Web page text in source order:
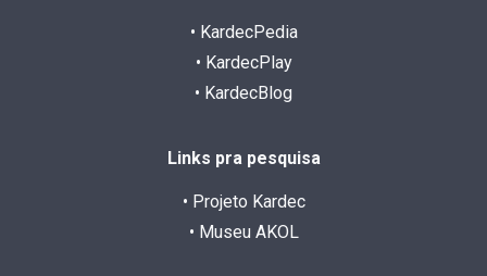
• KardecPedia
• KardecPlay
• KardecBlog
Links pra pesquisa
• Projeto Kardec
• Museu AKOL